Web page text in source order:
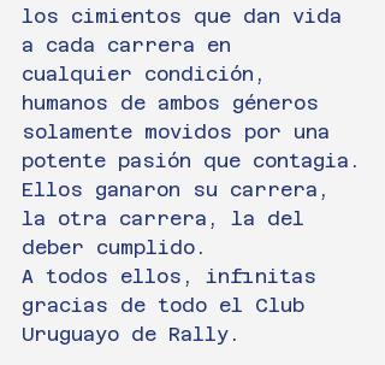
los cimientos que dan vida
a cada carrera en
cualquier condición,
humanos de ambos géneros
solamente movidos por una
potente pasión que contagia.
Ellos ganaron su carrera,
la otra carrera, la del
deber cumplido.
A todos ellos, infinitas
gracias de todo el Club
Uruguayo de Rally.